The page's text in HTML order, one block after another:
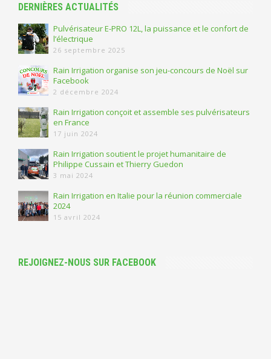
DERNIÈRES ACTUALITÉS
Pulvérisateur E-PRO 12L, la puissance et le confort de
l’électrique
26 septembre 2025
Rain Irrigation organise son jeu-concours de Noël sur
Facebook
2 décembre 2024
Rain Irrigation conçoit et assemble ses pulvérisateurs
en France
17 juin 2024
Rain Irrigation soutient le projet humanitaire de
Philippe Cussain et Thierry Guedon
3 mai 2024
Rain Irrigation en Italie pour la réunion commerciale
2024
15 avril 2024
REJOIGNEZ-NOUS SUR FACEBOOK